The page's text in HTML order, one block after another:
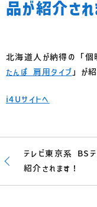
品が紹介され
北海道人が納得の「個
たんぽ 肩用タイプ 」が
i4Uサイトへ
テレビ東京系 BS
紹介されます！